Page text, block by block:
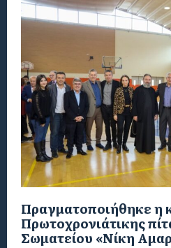
Πραγματοποιήθηκε η
Πρωτοχρονιάτικης
Σωματείου «Νίκη